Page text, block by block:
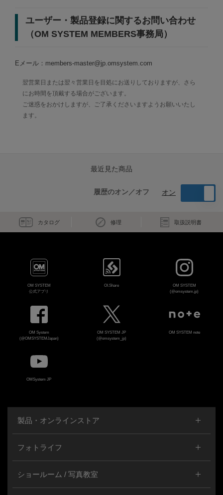
ユーザー・製品登録に関するお問い合わせ
（OM SYSTEM MEMBERS事務局）
Eメール：members-master@jp.omsystem.com
翌営業日または翌々営業日を目処にお送りしておりますが、さら
にお時間を頂戴する場合がございます。
ご迷惑をおかけしますが、ご了承くださいますようお願いいたし
ます。
最近見た商品
履歴のオン／オフ オン
カタログ 修理 取扱説明書
OM SYSTEM
公式アプリ
OI.Share
OM SYSTEM
(@omsystem.jp)
OM System
(@OMSYSTEMJapan)
OM SYSTEM JP
(@omsystem_jp)
OM SYSTEM note
OMSystem JP
製品・オンラインストア
フォトライフ
ショールーム / 写真教室